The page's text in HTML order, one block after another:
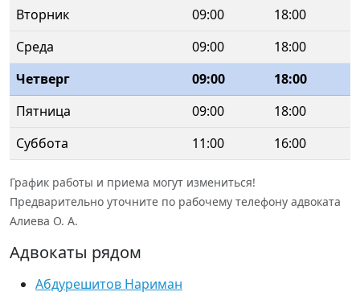
Вторник
09:00
18:00
Среда
09:00
18:00
Четверг
09:00
18:00
Пятница
09:00
18:00
Суббота
11:00 16:00
График работы и приема могут измениться!
Предварительно уточните по рабочему телефону адвоката
Алиева О. А.
Адвокаты рядом
Абдурешитов Нариман